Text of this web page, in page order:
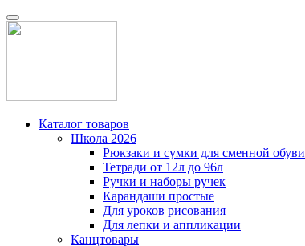
Каталог товаров
Школа 2026
Рюкзаки и сумки для сменной обуви
Тетради от 12л до 96л
Ручки и наборы ручек
Карандаши простые
Для уроков рисования
Для лепки и аппликации
Канцтовары